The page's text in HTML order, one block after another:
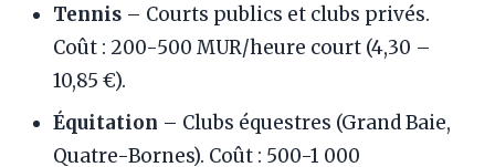
Tennis – Courts publics et clubs privés.
Coût : 200-500 MUR/heure court (4,30 –
10,85 €).
Équitation – Clubs équestres (Grand Baie,
Quatre-Bornes). Coût : 500-1 000